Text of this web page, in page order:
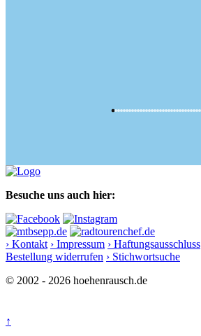
Besuche uns auch hier:
› Kontakt › Impressum › Haftungsausschluss
Bestellung widerrufen › Stichwortsuche
© 2002 - 2026 hoehenrausch.de
↑